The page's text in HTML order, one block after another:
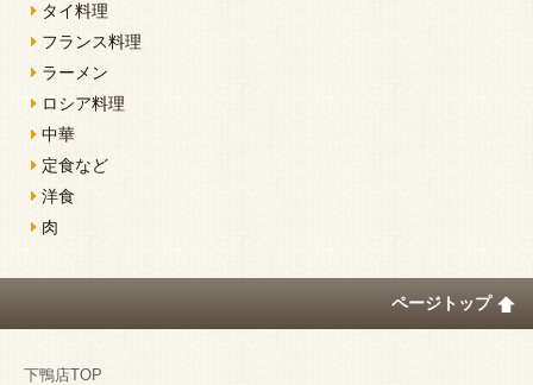
タイ料理
フランス料理
ラーメン
ロシア料理
中華
定食など
洋食
肉
ページトップ
下鴨店TOP